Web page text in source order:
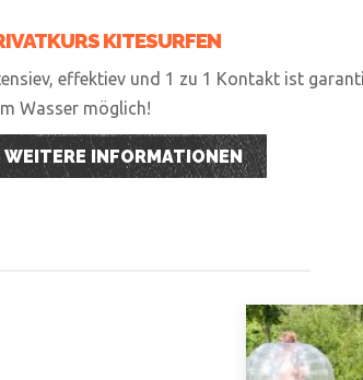
KITESURFEN
effektiev und 1 zu 1 Kontakt ist
Wasser möglich!
WEITERE INFORMATIONEN